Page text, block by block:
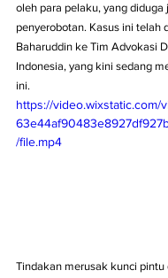
oleh para pelaku, yang
penyerobotan. Kasus ini telah
Baharuddin ke Tim Advokasi
Indonesia, yang kini sedang
ini.
https://video.wixstatic.com/
/file.mp4
Tindakan merusak kunci pintu